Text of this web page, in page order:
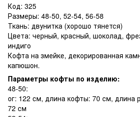
Код: 325
Размеры: 48-50, 52-54, 56-58
Ткань: двунитка (хорошо тянется)
Цвета: черный, красный, шоколад,
индиго
Кофта на змейке, декорированная
капюшон.
Параметры кофты по изделию:
48-50:
ог: 122 см, длина кофты: 70 см, длина
72 см